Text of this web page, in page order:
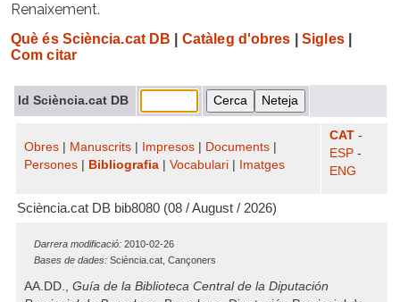
Renaixement.
Què és Sciència.cat DB Catàleg d'obres Sigles|
Com citar
Id Sciència.cat DB
Obres Manuscrits Impresos Documents
Persones
Bibliografia Vocabulari Imatges
CAT -
ESP -
ENG
Sciència.cat DB bib8080 (08 / August / 2026)
Darrera modificació: 2010-02-26
Bases de dades: Sciència.cat, Cançoners
AA.DD., Guía de la Biblioteca Central de la Diputación